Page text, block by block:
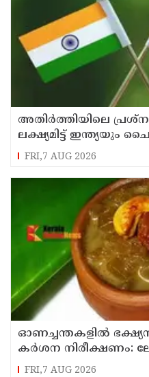
അതിർത്തിയിലെ
ലക്ഷ്യമിട്ട് ഇന്ത്യയും
FRI,7 AUG 2026
ഓണച്ചന്തകളിൽ
കർശന നിരീക്ഷണം:
സുരക്ഷിതമല്ലാത്ത
FRI,7 AUG 2026